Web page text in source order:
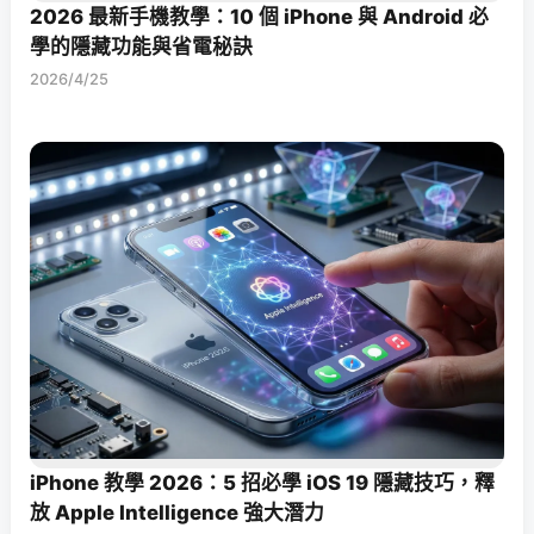
2026 最新手機教學：10 個 iPhone 與 Android 必
學的隱藏功能與省電秘訣
2026/4/25
iPhone 教學 2026：5 招必學 iOS 19 隱藏技巧，釋
放 Apple Intelligence 強大潛力